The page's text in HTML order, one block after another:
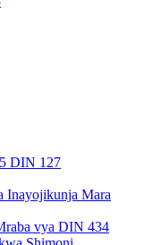
DIN 127
Inayojikunja Mara
vya DIN 434